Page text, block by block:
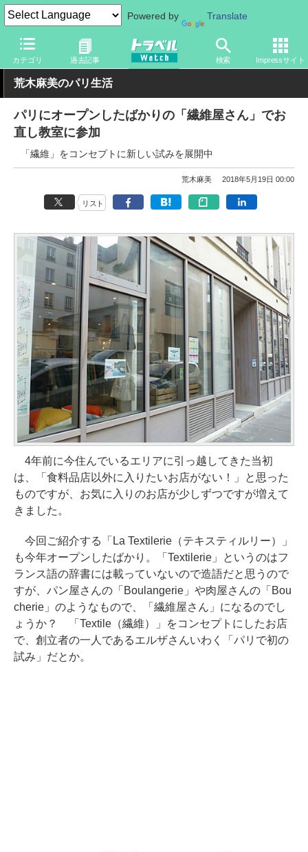
Powered by Translate
カテゴリ 過去記事 検索 Impressサイト
トラベル Watch 地域 海外旅行 ヨーロッパ
荒木麻美のパリ生活
パリにオープンしたばかりの「繊維屋さん」でお
直し教室に参加
「繊維」をコンセプトに新しい試みを展開中
荒木麻美 2018年5月19日 00:00
リスト
4年前に今住んでいるエリアに引っ越してきた当初
は、「食料品店以外に入りたいお店がない！」と思った
ものですが、お気に入りのお店が少しずつですが増えて
きました。
今回ご紹介する「La Textilerie（テキスティルリー）」
も今年オープンしたばかり。「Textilerie」というのはフ
ランス語の辞書には載っていないので造語だと思うので
すが、パン屋さんの「Boulangerie」や肉屋さんの「Bou
cherie」のようなもので、「繊維屋さん」になるのでし
ょうか？ 「Textile（繊維）」をコンセプトにしたお店
で、創立者の一人であるエルザさんいわく「パリで初の
試み」だとか。